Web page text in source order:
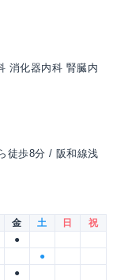
消化器内科 腎臓内
徒歩8分 / 阪和線浅
金 土 日
祝
●
●
●